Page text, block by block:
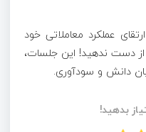
عملکرد معاملاتی خود
از دست ندهید! این جلسات،
دانش و سودآوری.
بدهید!